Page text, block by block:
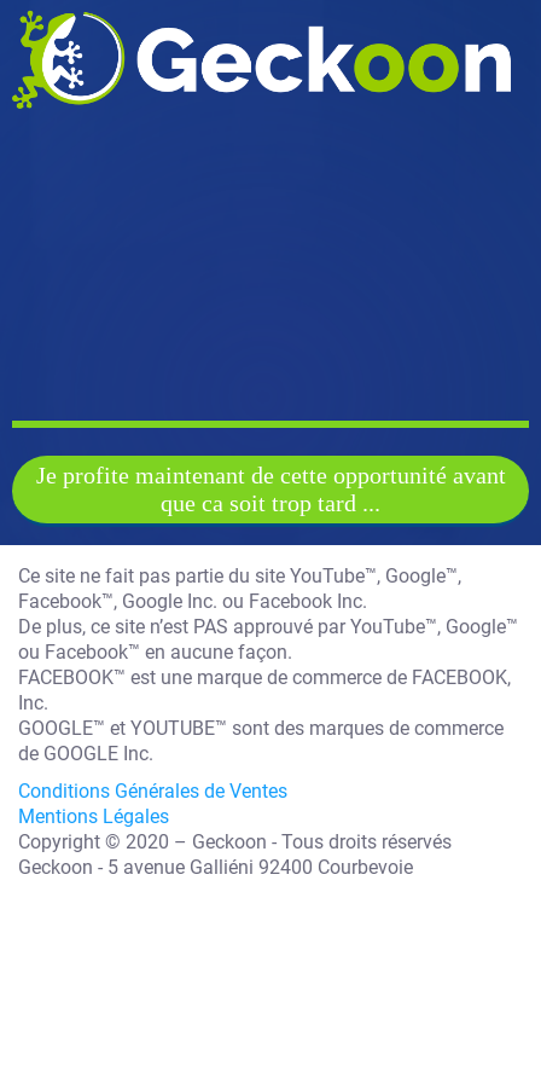
Je profite maintenant de cette opportunité avant
que ca soit trop tard ...
Ce site ne fait pas partie du site YouTube™, Google™,
Facebook™, Google Inc. ou Facebook Inc.
De plus, ce site n’est PAS approuvé par YouTube™, Google™
ou Facebook™ en aucune façon.
FACEBOOK™ est une marque de commerce de FACEBOOK,
Inc.
GOOGLE™ et YOUTUBE™ sont des marques de commerce
de GOOGLE Inc.
Conditions Générales de Ventes
Mentions Légales
Copyright © 2020 – Geckoon - Tous droits réservés
Geckoon - 5 avenue Galliéni 92400 Courbevoie